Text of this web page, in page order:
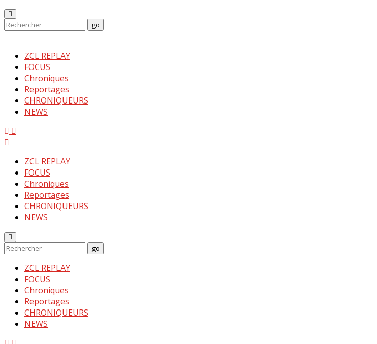
Enter
Keyword
Search
go
Search
ZCL REPLAY
FOCUS
Chroniques
Reportages
CHRONIQUEURS
NEWS
ZCL REPLAY
FOCUS
Chroniques
Reportages
CHRONIQUEURS
NEWS
Enter
Keyword
Search
go
Search
ZCL REPLAY
FOCUS
Chroniques
Reportages
CHRONIQUEURS
NEWS